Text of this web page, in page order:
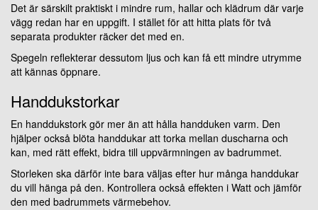
Det är särskilt praktiskt i mindre rum, hallar och klädrum där varje
vägg redan har en uppgift. I stället för att hitta plats för två
separata produkter räcker det med en.
Spegeln reflekterar dessutom ljus och kan få ett mindre utrymme
att kännas öppnare.
Handdukstorkar
En handdukstork gör mer än att hålla handduken varm. Den
hjälper också blöta handdukar att torka mellan duscharna och
kan, med rätt effekt, bidra till uppvärmningen av badrummet.
Storleken ska därför inte bara väljas efter hur många handdukar
du vill hänga på den. Kontrollera också effekten i Watt och jämför
den med badrummets värmebehov.